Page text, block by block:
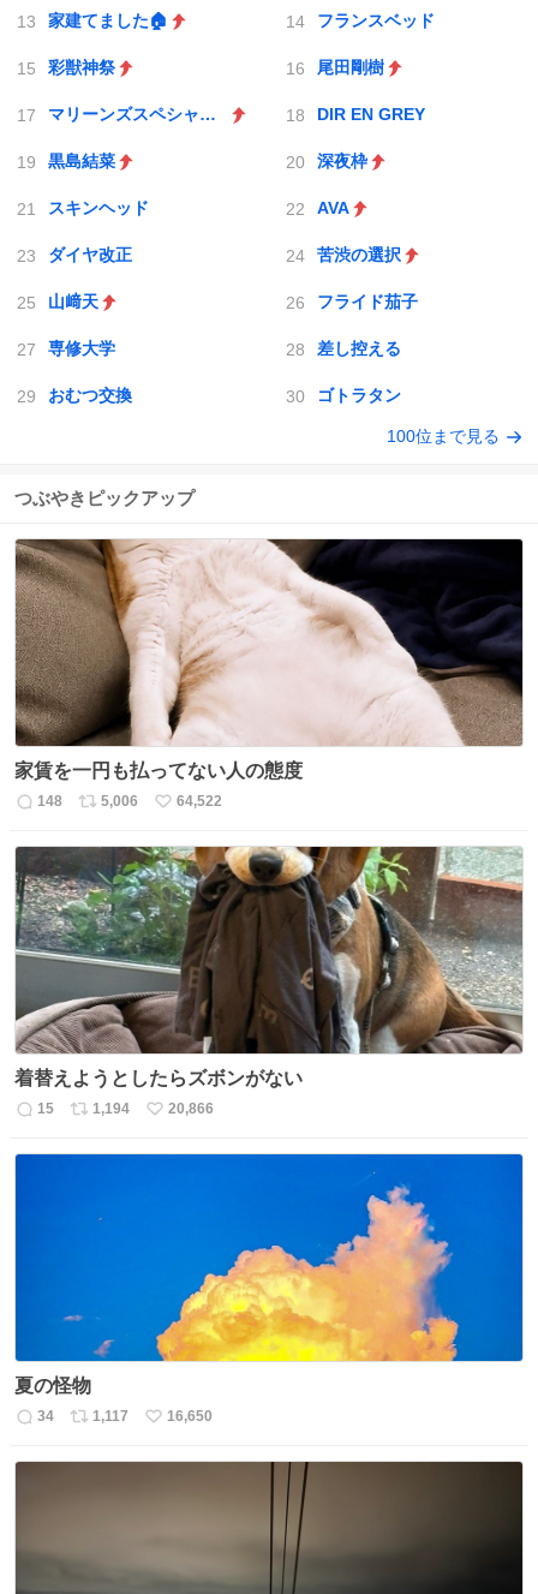
家建てました🏠 フランスベッド
彩獣神祭 尾田剛樹
マリーンズスペシャルゲーム DIR EN GREY
黒島結菜 深夜枠
スキンヘッド AVA
ダイヤ改正 苦渋の選択
山﨑天 フライド茄子
専修大学 差し控える
おむつ交換 ゴトラタン
100位まで見る
つぶやきピックアップ
家賃を一円も払ってない人の態度
返
148
リ
ト
数
5,006
い
ね
数
64,522
着替えようとしたらズボンがない
返
15
リ
1,194
い
20,866
夏の怪物
返
34
リ
1,117
い
16,650